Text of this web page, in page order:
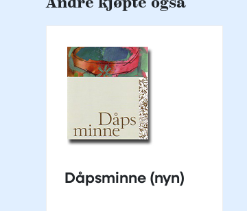
Dåpsminne (nyn)